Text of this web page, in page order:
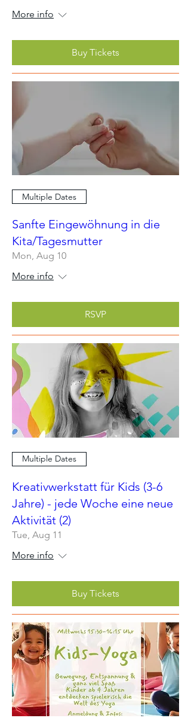
More info
Buy Tickets
Multiple Dates
Sanfte Eingewöhnung in die
Kita/Tagesmutter
Mon, Aug 10
More info
RSVP
Multiple Dates
Kreativwerkstatt für Kids (3-6
Jahre) - jede Woche eine neue
Aktivität (2)
Tue, Aug 11
More info
Buy Tickets